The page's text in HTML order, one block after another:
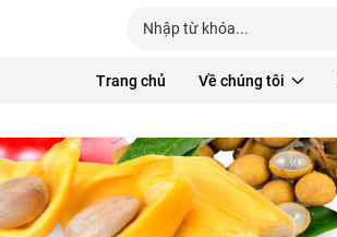
Trang chủ Về chúng tôi